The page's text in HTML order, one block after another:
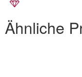
Ähnliche